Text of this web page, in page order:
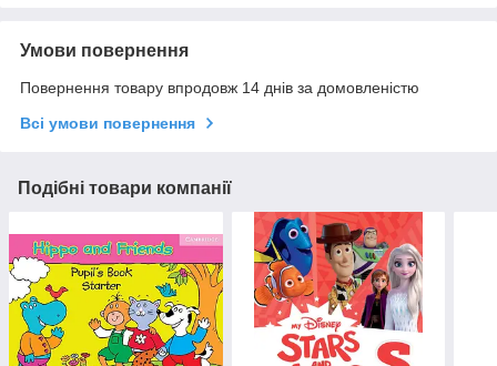
Умови повернення
Повернення товару впродовж 14 днів за домовленістю
Всі умови повернення
Подібні товари компанії